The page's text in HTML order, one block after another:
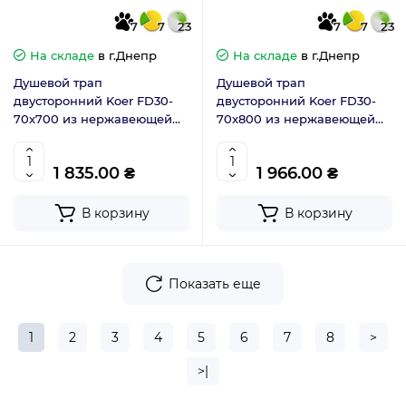
7 7
23
На складе в г.Днепр
Душевой трап
двусторонний Koer FD30-
70x700 из нержавеющей
1 835.00 ₴
В корзину
7 7
23
На складе в г.Днепр
Душевой трап
двусторонний Koer FD30-
70x800 из нержавеющей
1 966.00 ₴
В корзину
Показать еще
1 2 3 4 5 6 7 8 >
>|